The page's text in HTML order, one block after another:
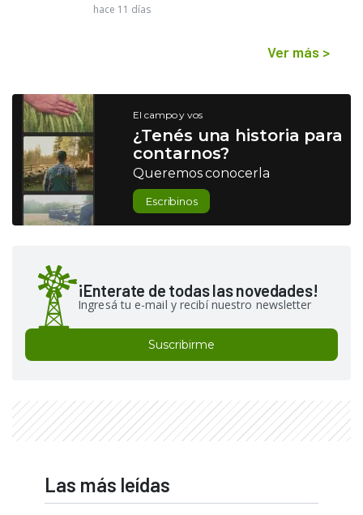
hace 11 días
Ver más >
El campo y vos
¿Tenés una historia para
contarnos?
Queremos conocerla
Escribinos
¡Enterate de todas las novedades!
Ingresá tu e-mail y recibí nuestro newsletter
Suscribirme
Las más leídas